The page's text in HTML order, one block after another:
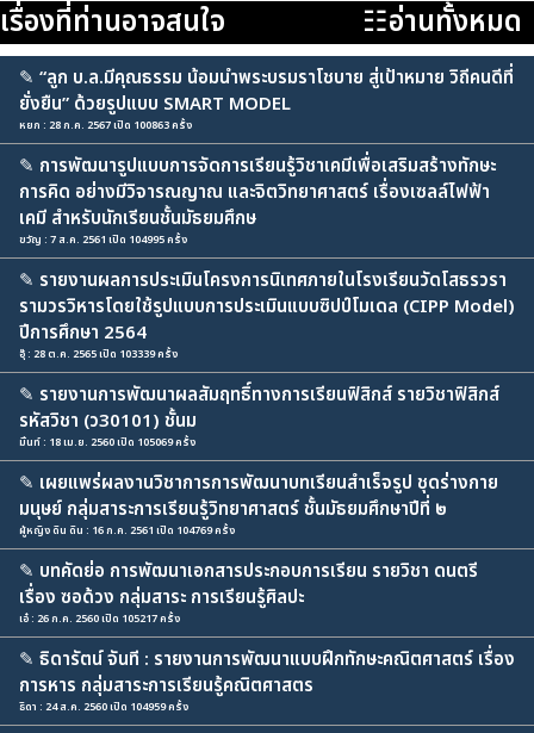
เรื่องที่ท่านอาจสนใจ ☷อ่านทั้งหมด
✎ “ลูก บ.ล.มีคุณธรรม น้อมนำพระบรมราโชบาย สู่เป้าหมาย วิถีคนดีที่
ยั่งยืน” ด้วยรูปแบบ SMART MODEL
หยก : 28 ก.ค. 2567 เปิด 100863 ครั้ง
✎ การพัฒนารูปแบบการจัดการเรียนรู้วิชาเคมีเพื่อเสริมสร้างทักษะ
การคิด อย่างมีวิจารณญาณ และจิตวิทยาศาสตร์ เรื่องเซลล์ไฟฟ้า
เคมี สำหรับนักเรียนชั้นมัธยมศึกษ
ขวัญ : 7 ส.ค. 2561 เปิด 104995 ครั้ง
✎ รายงานผลการประเมินโครงการนิเทศภายในโรงเรียนวัดโสธรวรา
รามวรวิหารโดยใช้รูปแบบการประเมินแบบซิปป์โมเดล (CIPP Model)
ปีการศึกษา 2564
อุ๊ : 28 ต.ค. 2565 เปิด 103339 ครั้ง
✎ รายงานการพัฒนาผลสัมฤทธิ์ทางการเรียนฟิสิกส์ รายวิชาฟิสิกส์
รหัสวิชา (ว30101) ชั้นม
มิ้นท์ : 18 เม.ย. 2560 เปิด 105069 ครั้ง
✎ เผยแพร่ผลงานวิชาการการพัฒนาบทเรียนสำเร็จรูป ชุดร่างกาย
มนุษย์ กลุ่มสาระการเรียนรู้วิทยาศาสตร์ ชั้นมัธยมศึกษาปีที่ ๒
ผู้หญิง ดิน ดิน : 16 ก.ค. 2561 เปิด 104769 ครั้ง
✎ บทคัดย่อ การพัฒนาเอกสารประกอบการเรียน รายวิชา ดนตรี
เรื่อง ซอด้วง กลุ่มสาระ การเรียนรู้ศิลปะ
เอ๋ : 26 ก.ค. 2560 เปิด 105217 ครั้ง
✎ ธิดารัตน์ จันที : รายงานการพัฒนาแบบฝึกทักษะคณิตศาสตร์ เรื่อง
การหาร กลุ่มสาระการเรียนรู้คณิตศาสตร
ธิดา : 24 ส.ค. 2560 เปิด 104959 ครั้ง